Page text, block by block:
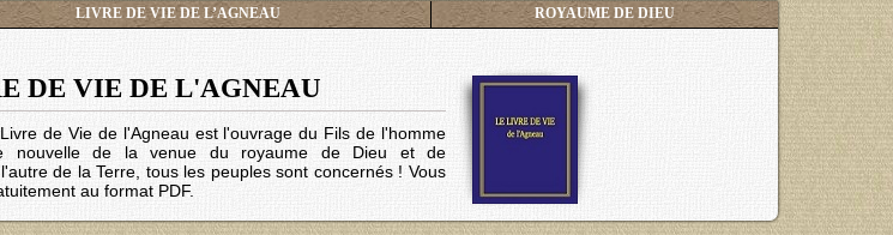
LIVRE DE VIE DE L’AGNEAU ROYAUME DE DIEU
DE VIE DE L'AGNEAU
de Vie de l'Agneau est l'ouvrage du Fils de l'homme
nouvelle de la venue du royaume de Dieu et de
de la Terre, tous les peuples sont concernés ! Vous
au format PDF.